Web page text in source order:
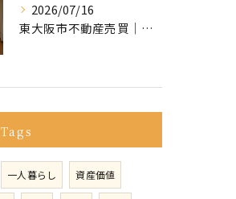
2026/07/16
東大阪市不動産売買｜マイホームの購入・売却で後悔しないために！知っておくべき「3つの罠」
Tags
一人暮らし 資産価値